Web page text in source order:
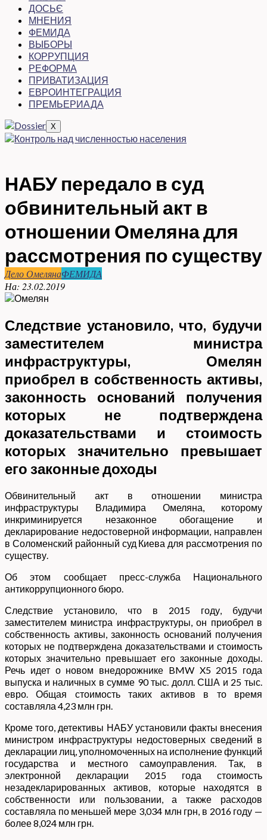
ДОСЬЄ
МНЕНИЯ
ФЕМИДА
ВЫБОРЫ
КОРРУПЦИЯ
РЕФОРМА
ПРИВАТИЗАЦИЯ
ЕВРОИНТЕГРАЦИЯ
ПРЕМЬЕРИАДА
X
НАБУ передало в суд
обвинительный акт в
отношении Омеляна для
рассмотрения по существу
Дело ОмелянаФЕМИДА
На: 23.02.2019
Следствие установило, что, будучи
заместителем министра
инфраструктуры, Омелян
приобрел в собственность активы,
законность оснований получения
которых не подтверждена
доказательствами и стоимость
которых значительно превышает
его законные доходы
Обвинительный акт в отношении министра
инфраструктуры Владимира Омеляна, которому
инкриминируется незаконное обогащение и
декларирование недостоверной информации, направлен
в Соломенский районный суд Киева для рассмотрения по
существу.
Об этом сообщает пресс-служба Национального
антикоррупционного бюро.
Следствие установило, что в 2015 году, будучи
заместителем министра инфраструктуры, он приобрел в
собственность активы, законность оснований получения
которых не подтверждена доказательствами и стоимость
которых значительно превышает его законные доходы.
Речь идет о новом внедорожнике BMW X5 2015 года
выпуска и наличных в сумме 90 тыс. долл. США и 25 тыс.
евро. Общая стоимость таких активов в то время
составляла 4,23 млн грн.
Кроме того, детективы НАБУ установили факты внесения
министром инфраструктуры недостоверных сведений в
декларации лиц, уполномоченных на исполнение функций
государства и местного самоуправления. Так, в
электронной декларации 2015 года стоимость
незадекларированных активов, которые находятся в
собственности или пользовании, а также расходов
составляла по меньшей мере 3,034 млн грн, в 2016 году —
более 8,024 млн грн.